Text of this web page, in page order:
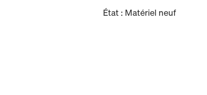
État : Matériel neuf